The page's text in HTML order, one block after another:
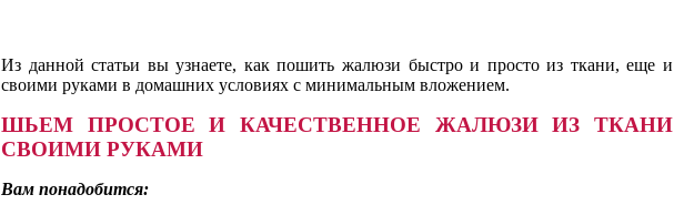
Из данной статьи вы узнаете, как пошить жалюзи быстро и просто из ткани, еще и
своими руками в домашних условиях с минимальным вложением.
ШЬЕМ ПРОСТОЕ И КАЧЕСТВЕННОЕ ЖАЛЮЗИ ИЗ ТКАНИ
СВОИМИ РУКАМИ
Вам понадобится: